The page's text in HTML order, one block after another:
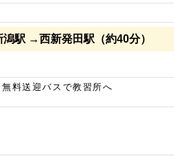
駅 →西新発田駅（約40分）
料送迎バスで教習所へ